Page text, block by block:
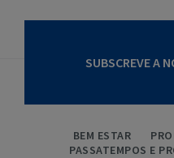
SUBSCREVE A
BEM ESTAR
PASSATEMPOS E